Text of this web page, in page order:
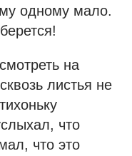
одному мало.
на
листья не
что
что это